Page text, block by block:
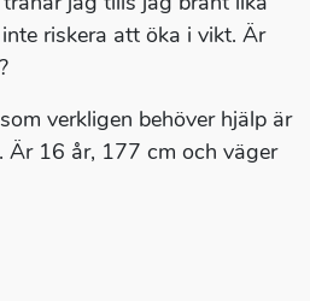
riskera att öka i vikt. Är
verkligen behöver hjälp är
Är 16 år, 177 cm och väger